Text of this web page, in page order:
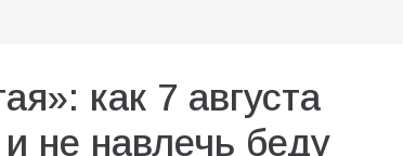
как 7 августа
не навлечь беду